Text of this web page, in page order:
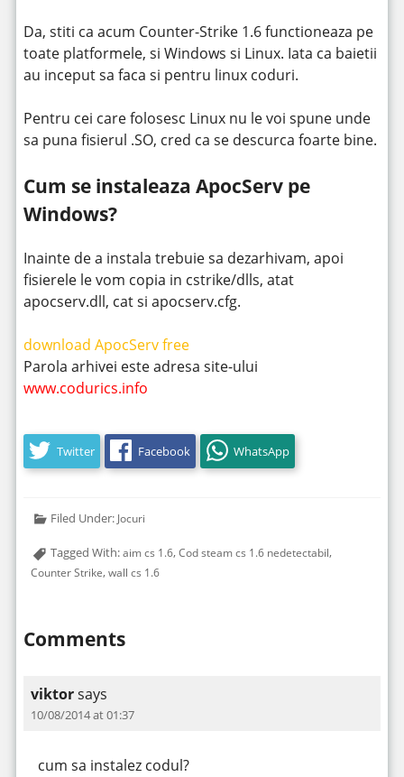
Da, stiti ca acum Counter-Strike 1.6 functioneaza pe
toate platformele, si Windows si Linux. Iata ca baietii
au inceput sa faca si pentru linux coduri.
Pentru cei care folosesc Linux nu le voi spune unde
sa puna fisierul .SO, cred ca se descurca foarte bine.
Cum se instaleaza ApocServ pe
Windows?
Inainte de a instala trebuie sa dezarhivam, apoi
fisierele le vom copia in cstrike/dlls, atat
apocserv.dll, cat si apocserv.cfg.
download ApocServ free
Parola arhivei este adresa site-ului
www.codurics.info
Twitter Facebook WhatsApp
Filed Under: Jocuri
Tagged With:aim cs 1.6,Cod steam cs 1.6 nedetectabil,
Counter Strike,wall cs 1.6
Comments
viktorsays
10/08/2014 at 01:37
cum sa instalez codul?